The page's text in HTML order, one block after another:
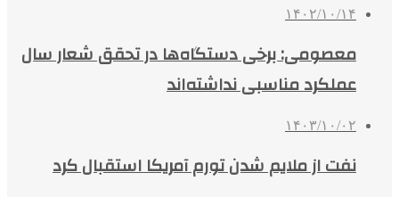
۱۴۰۲/۱۰/۱۴
معصومی: برخی دستگاه‌ها در تحقق شعار سال
عملکرد مناسبی نداشته‌اند
۱۴۰۳/۱۰/۰۲
نفت از ملایم شدن تورم آمریکا استقبال کرد